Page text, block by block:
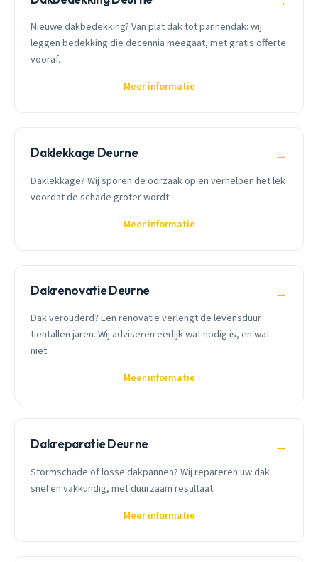
Nieuwe dakbedekking? Van plat dak tot pannendak: wij
leggen bedekking die decennia meegaat, met gratis offerte
vooraf.
Meer informatie
Daklekkage Deurne →
Daklekkage? Wij sporen de oorzaak op en verhelpen het lek
voordat de schade groter wordt.
Meer informatie
Dakrenovatie Deurne →
Dak verouderd? Een renovatie verlengt de levensduur
tientallen jaren. Wij adviseren eerlijk wat nodig is, en wat
niet.
Meer informatie
Dakreparatie Deurne →
Stormschade of losse dakpannen? Wij repareren uw dak
snel en vakkundig, met duurzaam resultaat.
Meer informatie